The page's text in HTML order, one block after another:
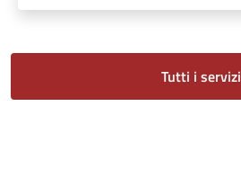
Tutti i servizi